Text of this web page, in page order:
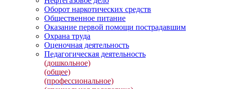
Оборот наркотических средств
Общественное питание
Оказание первой помощи пострадавшим
Охрана труда
Оценочная деятельность
Педагогическая деятельность
(дошкольное)
(общее)
(профессиональное)